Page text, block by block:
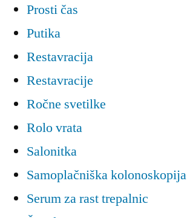
Prosti čas
Putika
Restavracija
Restavracije
Ročne svetilke
Rolo vrata
Salonitka
Samoplačniška kolonoskopija
Serum za rast trepalnic